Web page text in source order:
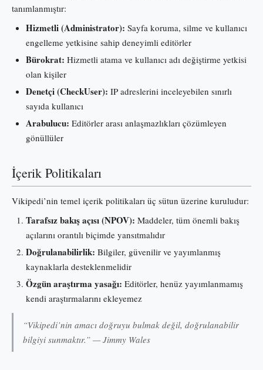
tanımlanmıştır:
Hizmetli (Administrator): Sayfa koruma, silme ve kullanıcı
engelleme yetkisine sahip deneyimli editörler
Bürokrat: Hizmetli atama ve kullanıcı adı değiştirme yetkisi
olan kişiler
Denetçi (CheckUser): IP adreslerini inceleyebilen sınırlı
sayıda kullanıcı
Arabulucu: Editörler arası anlaşmazlıkları çözümleyen
gönüllüler
İçerik Politikaları
Vikipedi’nin temel içerik politikaları üç sütun üzerine kuruludur:
Tarafsız bakış açısı (NPOV): Maddeler, tüm önemli bakış
açılarını orantılı biçimde yansıtmalıdır
Doğrulanabilirlik: Bilgiler, güvenilir ve yayımlanmış
kaynaklarla desteklenmelidir
Özgün araştırma yasağı: Editörler, henüz yayımlanmamış
kendi araştırmalarını ekleyemez
“Vikipedi’nin amacı doğruyu bulmak değil, doğrulanabilir
bilgiyi sunmaktır.” — Jimmy Wales